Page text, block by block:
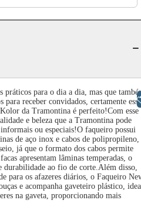
práticos para o dia a dia, mas que
para receber convidados, certamente esse
da Tramontina é perfeito!Com esse
e beleza que a Tramontina pode
ou especiais!O faqueiro possui
de aço inox e cabos de polipropileno,
já que o formato dos cabos permite
apresentam lâminas temperadas, o
durabilidade ao fio de corte.Além disso,
para os afazeres diários, o Faqueiro
e acompanha gaveteiro plástico,
na gaveta, proporcionando mais
Libras